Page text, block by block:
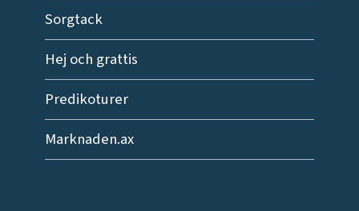
Sorgtack
Hej och grattis
Predikoturer
Marknaden.ax